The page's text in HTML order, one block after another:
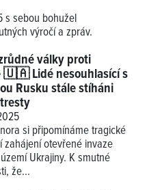
s sebou bohužel
výročí a zpráv.
války proti
🇺🇦 Lidé nesouhlasící s
Rusku stále stíháni
si připomínáme tragické
zahájení otevřené invaze
Ukrajiny. K smutné
že...